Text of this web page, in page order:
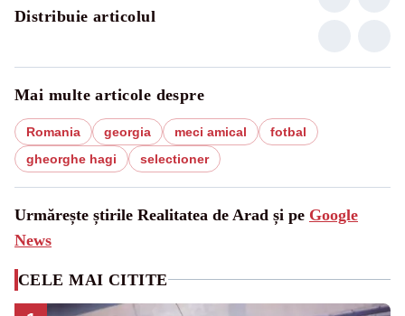
Distribuie articolul
Mai multe articole despre
Romania georgia meci amical
fotbal
gheorghe hagi
selectioner
Urmărește știrile Realitatea de Arad și pe Google
News
CELE MAI CITITE